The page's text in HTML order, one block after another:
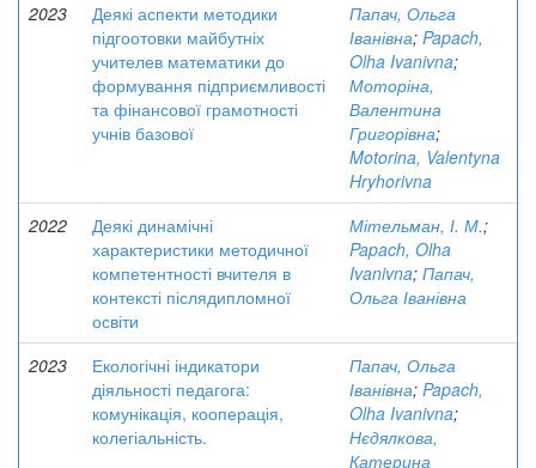
2023
Деякі аспекти методики
підгоотовки майбутніх
учителев математики до
формування підприємливості
та фінансової грамотності
учнів базової
Папач, Ольга
Іванівна; Papach,
Olha Ivanivna;
Моторіна,
Валентина
Григорівна;
Motorina, Valentyna
Hryhorivna
2022
Деякі динамічні
характеристики методичної
компетентності вчителя в
контексті післядипломної
освіти
Мітельман, І. М.;
Papach, Olha
Ivanivna; Папач,
Ольга Іванівна
2023
Екологічні індикатори
діяльності педагога:
комунікація, кооперація,
колегіальність.
Папач, Ольга
Іванівна; Papach,
Olha Ivanivna;
Нєдялкова,
Катерина